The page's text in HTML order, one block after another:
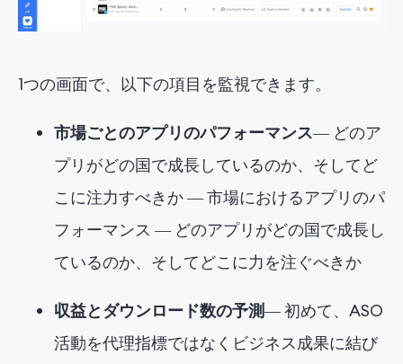
1つの画面で、以下の項目を監視できます。
市場ごとのアプリのパフォーマンス― どのア
プリがどの国で成長しているのか、そしてど
こに注力すべきか ― 市場におけるアプリのパ
フォーマンス ― どのアプリがどの国で成長し
ているのか、そしてどこに力を注ぐべきか
収益とダウンロード数の予測― 初めて、ASO
活動を代理指標ではなくビジネス成果に結び